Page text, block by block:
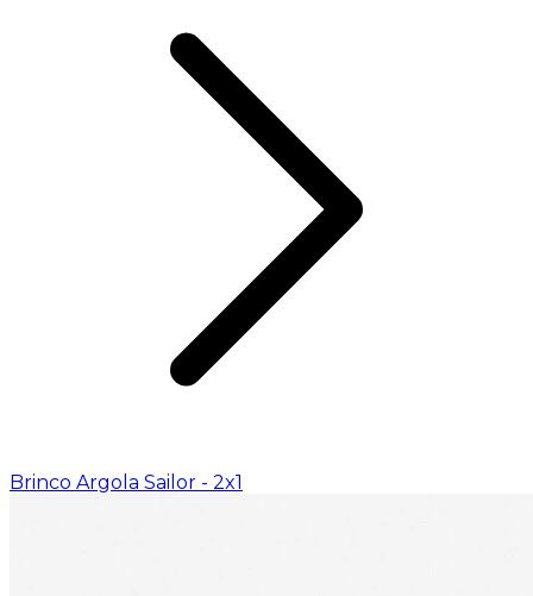
Brinco Argola Sailor - 2x1